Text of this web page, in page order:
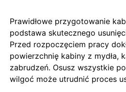
Prawidłowe przygotowanie
podstawa skutecznego
Przed rozpoczęciem pracy
powierzchnię kabiny z mydła,
zabrudzeń. Osusz wszystkie
wilgoć może utrudnić proces